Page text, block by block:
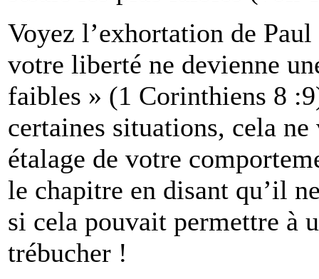
Voyez l’exhortation de
votre liberté ne devienne
faibles » (1 Corinthiens 8
certaines situations, cela
étalage de votre
le chapitre en disant qu’il
si cela pouvait permettre à
trébucher !